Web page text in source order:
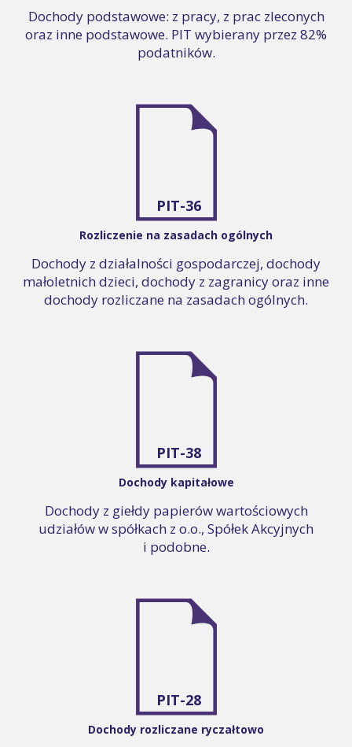
Dochody podstawowe: z pracy, z prac zleconych
oraz inne podstawowe. PIT wybierany przez 82%
podatników.
PIT-36
Rozliczenie na zasadach ogólnych
Dochody z działalności gospodarczej, dochody
małoletnich dzieci, dochody z zagranicy oraz inne
dochody rozliczane na zasadach ogólnych.
PIT-38
Dochody kapitałowe
Dochody z giełdy papierów wartościowych
udziałów w spółkach z o.o., Spółek Akcyjnych
i podobne.
PIT-28
Dochody rozliczane ryczałtowo